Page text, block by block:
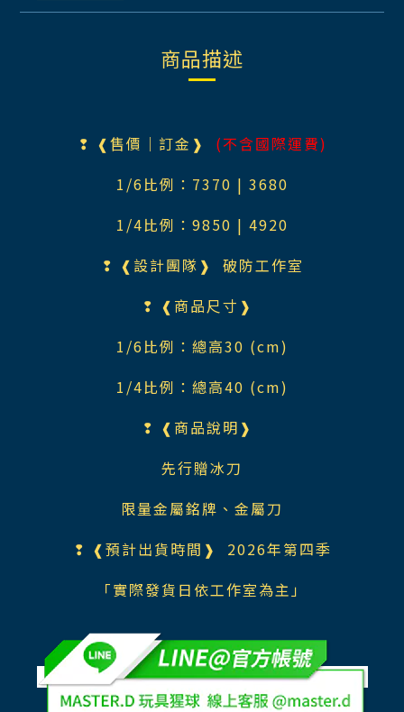
商品描述
❢ ❰售價｜訂金❱
(不含國際運費)
1/6比例：7370 | 3680
1/4比例：9850 | 4920
❢ ❰設計團隊❱ 破防工作室
❢ ❰商品尺寸❱
1/6比例：總高30 (cm)
1/4比例：總高40 (cm)
❢ ❰商品說明❱
先行贈冰刀
限量金屬銘牌、金屬刀
❢ ❰預計出貨時間❱ 2026年第四季
「實際發貨日依工作室為主」